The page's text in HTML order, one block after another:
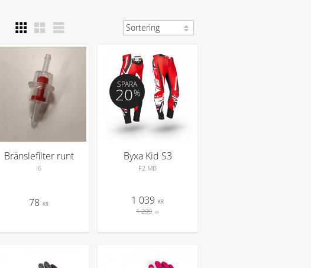
Bränslefilter runt
I6
78 KR
Byxa Kid S3
F2 MB
1 039 KR
1 299 KR
SPARA
20%